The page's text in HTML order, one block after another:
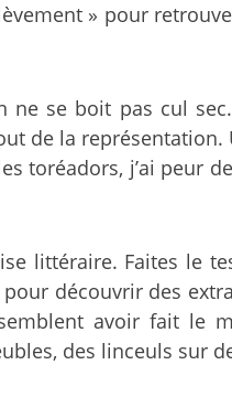
» pour
se boit pas cul
de la
toréadors, j’ai peur
littéraire. Faites le
découvrir des
avoir fait le
des linceuls sur